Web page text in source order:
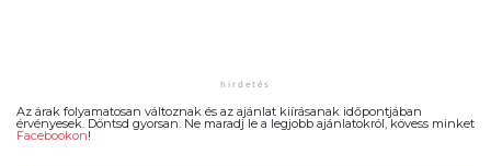
Az árak folyamatosan változnak és az ajánlat kiírásanak időpontjában
érvényesek. Döntsd gyorsan. Ne maradj le a legjobb ajánlatokról, kövess minket
Facebookon!